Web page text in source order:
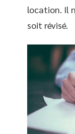
location. Il
soit révisé.